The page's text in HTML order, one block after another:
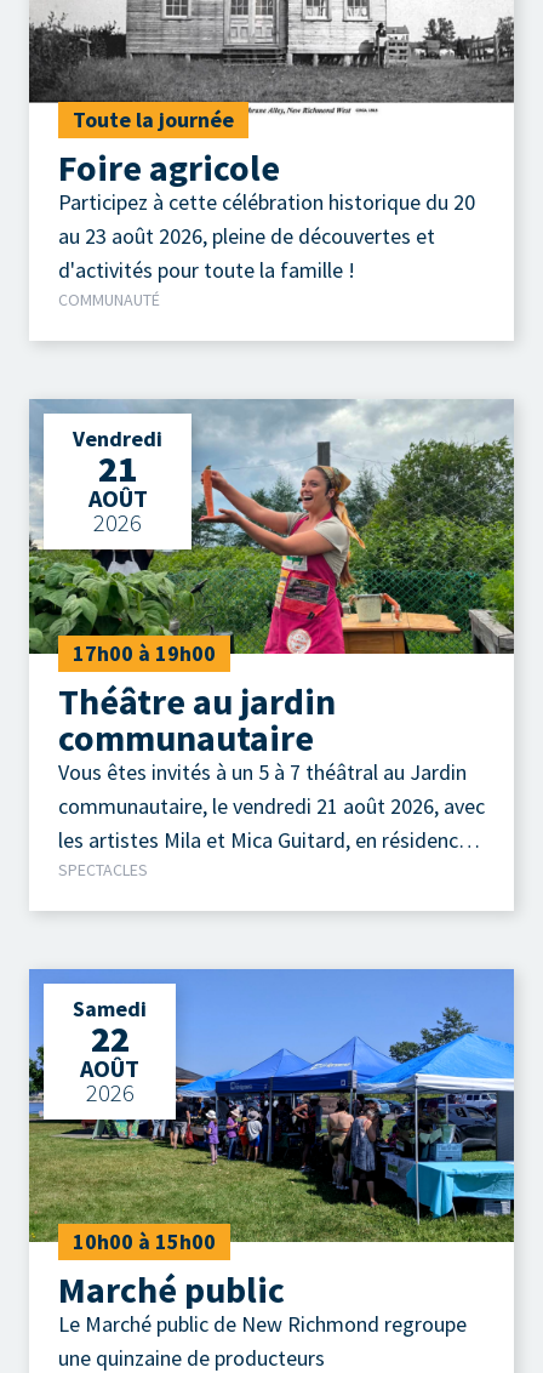
Toute la journée
Foire agricole
Participez à cette célébration historique du 20
au 23 août 2026, pleine de découvertes et
d'activités pour toute la famille !
COMMUNAUTÉ
Vendredi
21
AOÛT
2026
17h00 à 19h00
Théâtre au jardin
communautaire
Vous êtes invités à un 5 à 7 théâtral au Jardin
communautaire, le vendredi 21 août 2026, avec
les artistes Mila et Mica Guitard, en résidence
au Théâtre de la Petite Marée.
SPECTACLES
Samedi
22
AOÛT
2026
10h00 à 15h00
Marché public
Le Marché public de New Richmond regroupe
une quinzaine de producteurs